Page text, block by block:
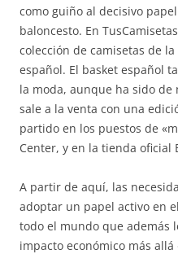
como guiño al decisivo
baloncesto. En
colección de camisetas de
español. El basket español
la moda, aunque ha sido de
sale a la venta con una
partido en los puestos de
Center, y en la tienda oficial
A partir de aquí, las
adoptar un papel activo en
todo el mundo que además
impacto económico más